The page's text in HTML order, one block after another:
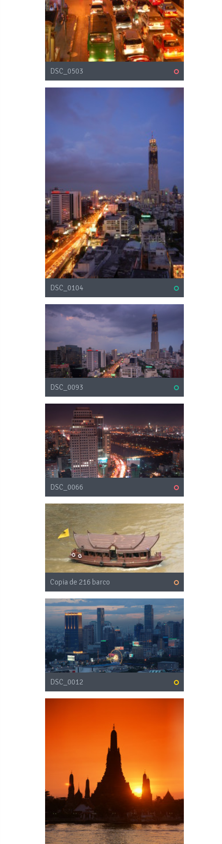
DSC_0503
DSC_0104
DSC_0093
DSC_0066
Copia de 216 barco
DSC_0012